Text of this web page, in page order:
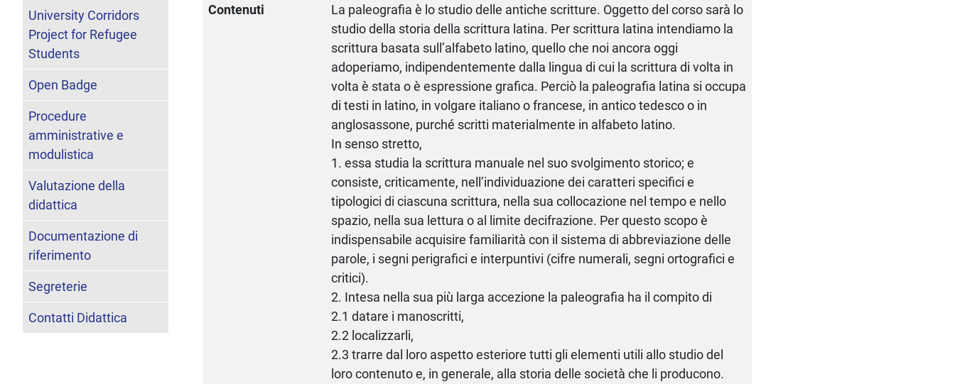
Contenuti
La paleografia è lo studio delle antiche scritture. Oggetto del corso sarà lo
studio della storia della scrittura latina. Per scrittura latina intendiamo la
scrittura basata sull’alfabeto latino, quello che noi ancora oggi
adoperiamo, indipendentemente dalla lingua di cui la scrittura di volta in
volta è stata o è espressione grafica. Perciò la paleografia latina si occupa
di testi in latino, in volgare italiano o francese, in antico tedesco o in
anglosassone, purché scritti materialmente in alfabeto latino.
In senso stretto,
1. essa studia la scrittura manuale nel suo svolgimento storico; e
consiste, criticamente, nell’individuazione dei caratteri specifici e
tipologici di ciascuna scrittura, nella sua collocazione nel tempo e nello
spazio, nella sua lettura o al limite decifrazione. Per questo scopo è
indispensabile acquisire familiarità con il sistema di abbreviazione delle
parole, i segni perigrafici e interpuntivi (cifre numerali, segni ortografici e
critici).
2. Intesa nella sua più larga accezione la paleografia ha il compito di
2.1 datare i manoscritti,
2.2 localizzarli,
2.3 trarre dal loro aspetto esteriore tutti gli elementi utili allo studio del
loro contenuto e, in generale, alla storia delle società che li producono.
University Corridors
Project for Refugee
Students
Open Badge
Procedure
amministrative e
modulistica
Valutazione della
didattica
Documentazione di
riferimento
Segreterie
Contatti Didattica